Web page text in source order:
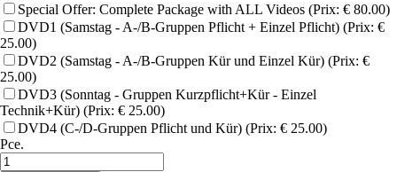
Special Offer: Complete Package with ALL Videos (Prix: € 80.00)
DVD1 (Samstag - A-/B-Gruppen Pflicht + Einzel Pflicht) (Prix: €
25.00)
DVD2 (Samstag - A-/B-Gruppen Kür und Einzel Kür) (Prix: €
25.00)
DVD3 (Sonntag - Gruppen Kurzpflicht+Kür - Einzel
Technik+Kür) (Prix: € 25.00)
DVD4 (C-/D-Gruppen Pflicht und Kür) (Prix: € 25.00)
Pce.